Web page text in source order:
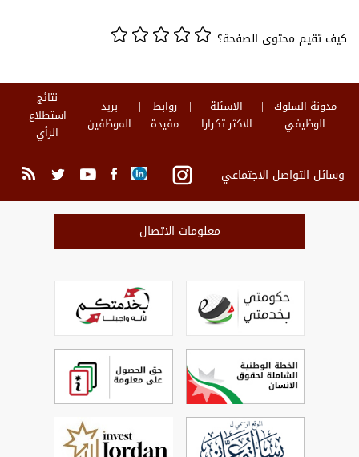
كيف تقيم محتوى الصفحة؟
مدونة السلوك
الوظيفي
الاسئلة
الاكثر تكرارا
روابط
مفيدة
بريد
الموظفين
نتائج
استطلاع
الرأي
وسائل التواصل الاجتماعي
معلومات الاتصال